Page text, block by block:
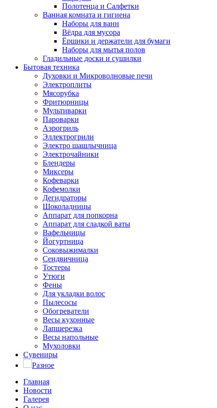
Полотенца и Салфетки
Ванная комната и гигиена
Наборы для ванн
Вёдра для мусора
Ёршики и держатели для бумаги
Наборы для мытья полов
Гладильные доски и сушилки
Бытовая техника
Духовки и Микроволновые печи
Электроплиты
Мясорубка
Фритюрницы
Мультиварки
Пароварки
Аэрогриль
Эллектрогрили
Электро шашлычница
Электрочайники
Блендеры
Миксеры
Кофеварки
Кофемолки
Дегидраторы
Шоколадницы
Аппарат для попкорна
Аппарат для сладкой ваты
Вафельницы
Йогуртница
Соковыжималки
Сендвичница
Тостеры
Утюги
Фены
Для укладки волос
Пылесосы
Обогреватели
Весы кухонные
Лапшерезка
Весы напольные
Мухоловки
Сувениры
Разное
Главная
Новости
Галерея